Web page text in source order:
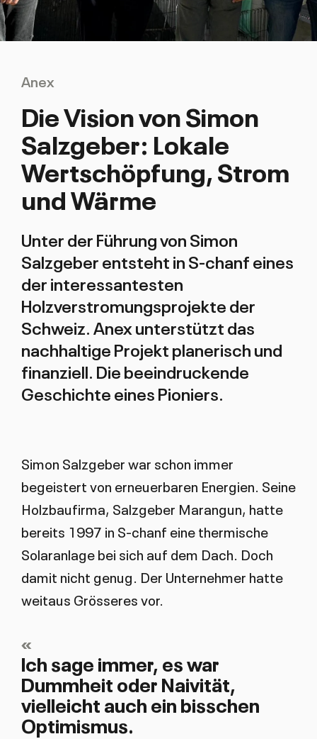
Anex
Die Vision von Simon
Salzgeber: Lokale
Wertschöpfung, Strom
und Wärme
Unter der Führung von Simon
Salzgeber entsteht in S-chanf eines
der interessantesten
Holzverstromungsprojekte der
Schweiz. Anex unterstützt das
nachhaltige Projekt planerisch und
finanziell. Die beeindruckende
Geschichte eines Pioniers.
Simon Salzgeber war schon immer
begeistert von erneuerbaren Energien. Seine
Holzbaufirma, Salzgeber Marangun, hatte
bereits 1997 in S-chanf eine thermische
Solaranlage bei sich auf dem Dach. Doch
damit nicht genug. Der Unternehmer hatte
weitaus Grösseres vor.
«
Ich sage immer, es war
Dummheit oder Naivität,
vielleicht auch ein bisschen
Optimismus.